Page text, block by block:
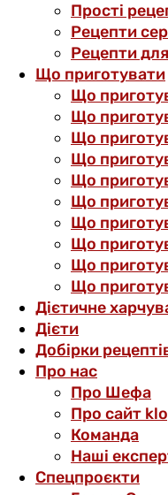
Прості
Рецепти
Рецепти
Що приготувати
Що
Що
Що
Що
Що
Що
Що
Що
Що
Що
Дієтичне
Дієти
Добірки
Про нас
Про Шефа
Про сайт
Команда
Наші
Спецпроєкти